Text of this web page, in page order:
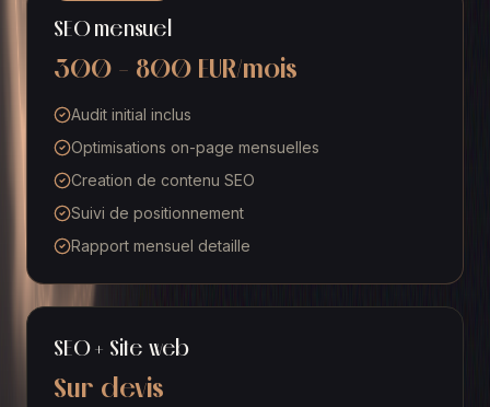
SEO mensuel
300 - 800 EUR/mois
Audit initial inclus
Optimisations on-page mensuelles
Creation de contenu SEO
Suivi de positionnement
Rapport mensuel detaille
SEO + Site web
Sur devis